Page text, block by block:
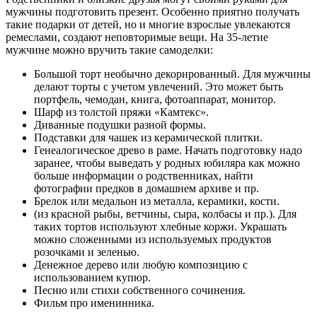
мужчины подготовить презент. Особенно приятно получать
такие подарки от детей, но и многие взрослые увлекаются
ремеслами, создают неповторимые вещи. На 35-летие
мужчине можно вручить такие самоделки:
Большой торт необычно декорированный. Для мужчины
делают торты с учетом увлечений. Это может быть
портфель, чемодан, книга, фотоаппарат, монитор.
Шарф из толстой пряжи «Камтекс».
Диванные подушки разной формы.
Подставки для чашек из керамической плитки.
Генеалогическое древо в раме. Начать подготовку надо
заранее, чтобы выведать у родных юбиляра как можно
больше информации о родственниках, найти
фотографии предков в домашнем архиве и пр.
Брелок или медальон из металла, керамики, кости.
(из красной рыбы, ветчины, сыра, колбасы и пр.). Для
таких тортов используют хлебные коржи. Украшать
можно сложенными из используемых продуктов
розочками и зеленью.
Денежное дерево или любую композицию с
использованием купюр.
Песню или стихи собственного сочинения.
Фильм про именинника.